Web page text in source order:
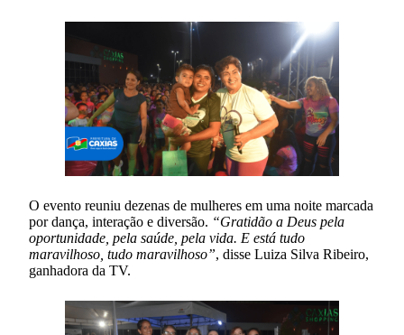
O evento reuniu dezenas de mulheres em uma noite marcada
por dança, interação e diversão. “Gratidão a Deus pela
oportunidade, pela saúde, pela vida. E está tudo
maravilhoso, tudo maravilhoso”, disse Luiza Silva Ribeiro,
ganhadora da TV.